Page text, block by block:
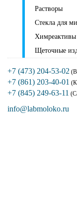
Растворы
Стекла для
Химреактивы
Щеточные
+7 (473) 204-53-02
+7 (861) 203-40-01
+7 (845) 249-63-11
info@labmoloko.ru